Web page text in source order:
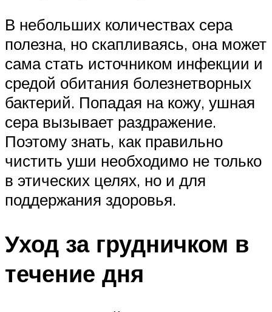
В небольших количествах сера
полезна, но скапливаясь, она может
сама стать источником инфекции и
средой обитания болезнетворных
бактерий. Попадая на кожу, ушная
сера вызывает раздражение.
Поэтому знать, как правильно
чистить уши необходимо не только
в этических целях, но и для
поддержания здоровья.
Уход за грудничком в
течение дня